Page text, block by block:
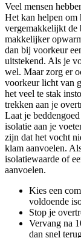
Veel mensen
Het kan helpen om
vergemakkelijkt de
makkelijker
dan bij voorkeur
uitstekend. Als je
wel. Maar zorg er
voorkeur licht van
het veel te stak
trekken aan je
Laat je
isolatie aan je
zijn dat het vocht
klam aanvoelen.
isolatiewaarde of
aanvoelen.
Kies een
voldoende
Stop je
Vervang na
dan snel